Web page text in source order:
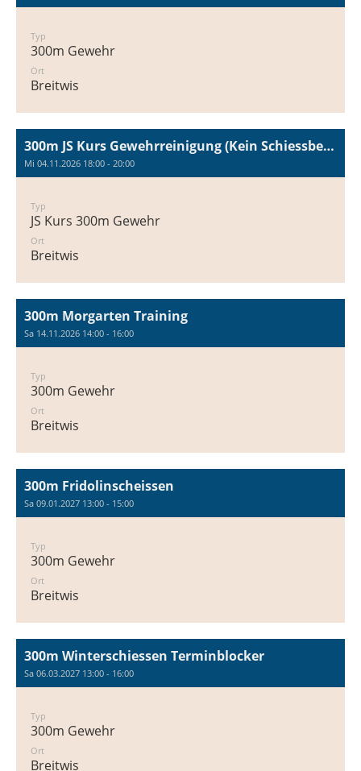
Typ
300m Gewehr
Ort
Breitwis
300m JS Kurs Gewehrreinigung (Kein Schiessbetrieb!)
Mi 04.11.2026 18:00 - 20:00
Typ
JS Kurs 300m Gewehr
Ort
Breitwis
300m Morgarten Training
Sa 14.11.2026 14:00 - 16:00
Typ
300m Gewehr
Ort
Breitwis
300m Fridolinscheissen
Sa 09.01.2027 13:00 - 15:00
Typ
300m Gewehr
Ort
Breitwis
300m Winterschiessen Terminblocker
Sa 06.03.2027 13:00 - 16:00
Typ
300m Gewehr
Ort
Breitwis